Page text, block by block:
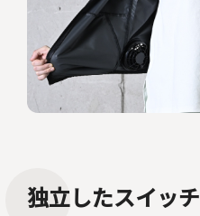
独立したスイッチ